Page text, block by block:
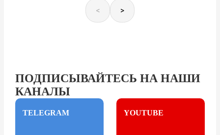
< >
ПОДПИСЫВАЙТЕСЬ НА НАШИ
КАНАЛЫ
TELEGRAM YOUTUBE